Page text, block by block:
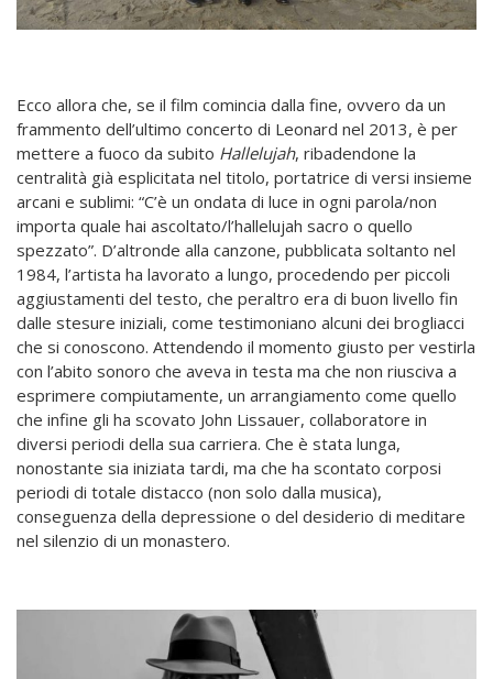
Ecco allora che, se il film comincia dalla fine, ovvero da un
frammento dell’ultimo concerto di Leonard nel 2013, è per
mettere a fuoco da subito Hallelujah, ribadendone la
centralità già esplicitata nel titolo, portatrice di versi insieme
arcani e sublimi: “C’è un ondata di luce in ogni parola/non
importa quale hai ascoltato/l’hallelujah sacro o quello
spezzato”. D’altronde alla canzone, pubblicata soltanto nel
1984, l’artista ha lavorato a lungo, procedendo per piccoli
aggiustamenti del testo, che peraltro era di buon livello fin
dalle stesure iniziali, come testimoniano alcuni dei brogliacci
che si conoscono. Attendendo il momento giusto per vestirla
con l’abito sonoro che aveva in testa ma che non riusciva a
esprimere compiutamente, un arrangiamento come quello
che infine gli ha scovato John Lissauer, collaboratore in
diversi periodi della sua carriera. Che è stata lunga,
nonostante sia iniziata tardi, ma che ha scontato corposi
periodi di totale distacco (non solo dalla musica),
conseguenza della depressione o del desiderio di meditare
nel silenzio di un monastero.